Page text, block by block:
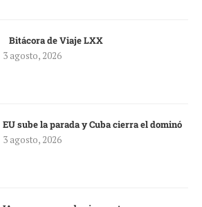
Bitácora de Viaje LXX
3 agosto, 2026
EU sube la parada y Cuba cierra el dominó
3 agosto, 2026